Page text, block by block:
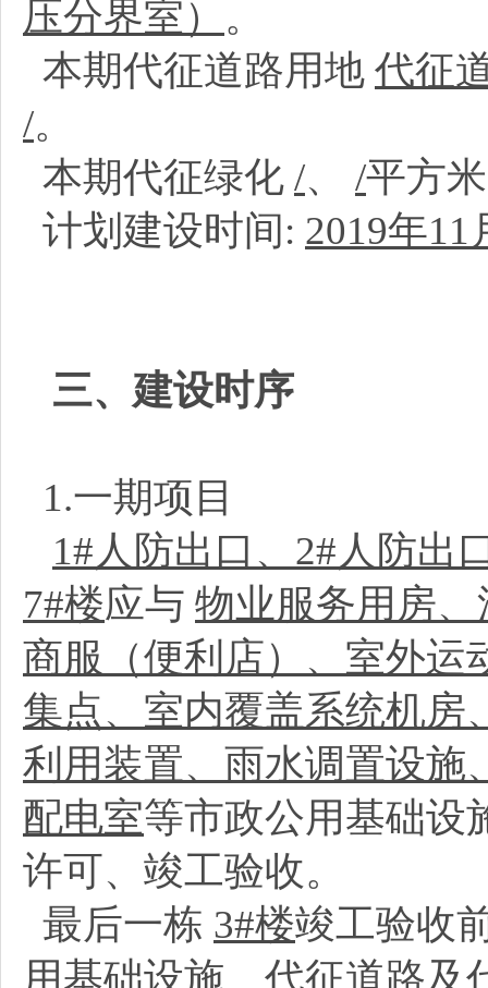
压分界室） 。
本期代征道路用地 代征
/。
本期代征绿化 /、 /平方
计划建设时间: 2019年11
三、建设时序
1.一期项目
1#人防出口、2#人防出
7#楼应与 物业服务用房
商服（便利店）、室外运
集点、室内覆盖系统机房
利用装置、雨水调置设施
配电室等市政公用基础设
许可、竣工验收。
最后一栋 3#楼竣工验收
用基础设施、代征道路及